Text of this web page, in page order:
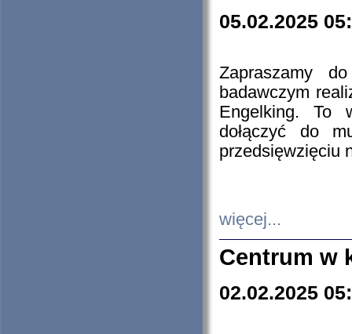
05.02.2025
Zapraszamy
badawczym
Engelking. To
dołączyć do
przedsięwzięciu
więcej...
Centrum w
02.02.2025